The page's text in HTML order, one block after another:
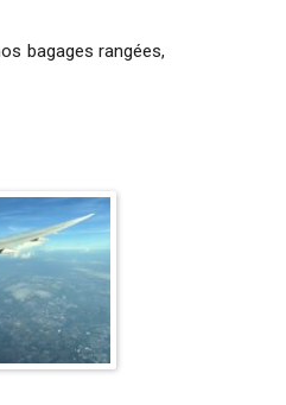
bagages rangées,